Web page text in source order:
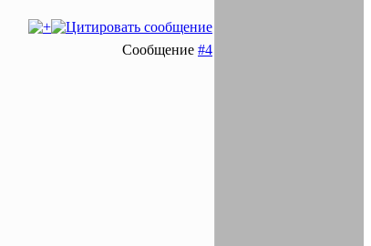
Сообщение #4